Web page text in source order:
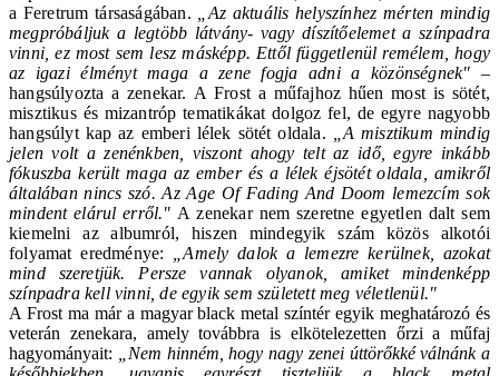
a Feretrum társaságában.
„Az aktuális helyszínhez mérten mindig
megpróbáljuk a legtöbb látvány- vagy díszítőelemet a színpadra
vinni, ez most sem lesz másképp. Ettől függetlenül remélem, hogy
az igazi élményt maga a zene fogja adni a közönségnek" –
hangsúlyozta a zenekar. AFrost a műfajhoz hűen most is sötét,
misztikus és mizantróp tematikákat dolgoz fel, de egyre nagyobb
hangsúlyt kap az emberi lélek sötét oldala.
„A misztikum mindig
jelen volt a zenénkben, viszont ahogy telt az idő, egyre inkább
fókuszba került maga az ember és a lélek éjsötét oldala, amikről
általában nincs szó. Az Age Of Fading And Doom lemezcím sok
mindent elárul erről." A zenekar nem szeretne egyetlen dalt sem
kiemelni az albumról, hiszen mindegyik szám közös alkotói
folyamat eredménye:
„Amely dalok a lemezre kerülnek, azokat
mind szeretjük. Persze vannak olyanok, amiket mindenképp
színpadra kell vinni, de egyik sem született meg véletlenül."
A Frost ma már a magyar black metal színtér egyik meghatározó és
veterán zenekara, amely továbbra is elkötelezetten őrzi a műfaj
hagyományait:
„Nem hinném, hogy nagy zenei úttörőkké válnánk a